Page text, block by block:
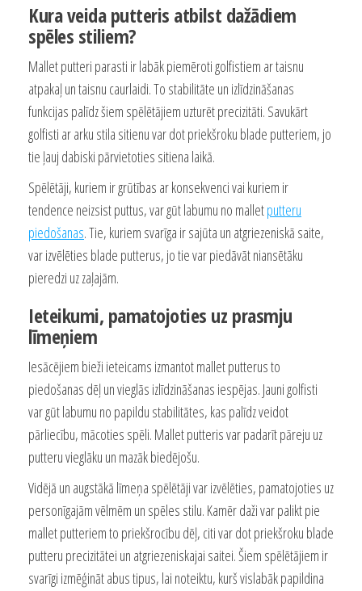
Kura veida putteris atbilst dažādiem
spēles stiliem?
Mallet putteri parasti ir labāk piemēroti golfistiem ar taisnu
atpakaļ un taisnu caurlaidi. To stabilitāte un izlīdzināšanas
funkcijas palīdz šiem spēlētājiem uzturēt precizitāti. Savukārt
golfisti ar arku stila sitienu var dot priekšroku blade putteriem, jo
tie ļauj dabiski pārvietoties sitiena laikā.
Spēlētāji, kuriem ir grūtības ar konsekvenci vai kuriem ir
tendence neizsist puttus, var gūt labumu no malletputteru
piedošanas. Tie, kuriem svarīga ir sajūta un atgriezeniskā saite,
var izvēlēties blade putterus, jo tie var piedāvāt niansētāku
pieredzi uz zaļajām.
Ieteikumi, pamatojoties uz prasmju
līmeņiem
Iesācējiem bieži ieteicams izmantot mallet putterus to
piedošanas dēļ un vieglās izlīdzināšanas iespējas. Jauni golfisti
var gūt labumu no papildu stabilitātes, kas palīdz veidot
pārliecību, mācoties spēli. Mallet putteris var padarīt pāreju uz
putteru vieglāku un mazāk biedējošu.
Vidējā un augstākā līmeņa spēlētāji var izvēlēties, pamatojoties uz
personīgajām vēlmēm un spēles stilu. Kamēr daži var palikt pie
mallet putteriem to priekšrocību dēļ, citi var dot priekšroku blade
putteru precizitātei un atgriezeniskajai saitei. Šiem spēlētājiem ir
svarīgi izmēģināt abus tipus, lai noteiktu, kurš vislabāk papildina